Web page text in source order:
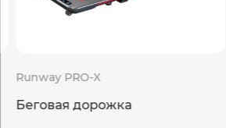
Vibroplate Shape Up
Виброплатформа